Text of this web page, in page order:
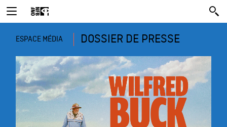
ESPACE MÉDIA DOSSIER DE PRESSE